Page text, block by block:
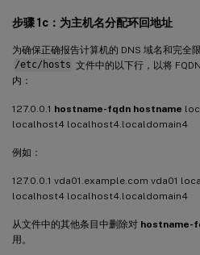
步骤 1c：为主机名分配环回地址
为确保正确报告计算机的 DNS 域名和完全
/etc/hosts 文件中的以下行，以将
内：
127.0.0.1 hostname-fqdn hostname
localhost4 localhost4.localdomain4
例如：
127.0.0.1 vda01.example.com vda01
localhost4 localhost4.localdomain4
从文件中的其他条目中删除对 hostname-
用。